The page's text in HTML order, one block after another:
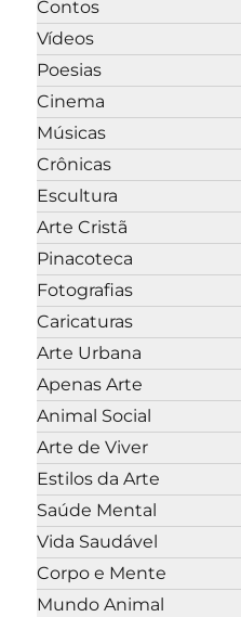
Contos
Vídeos
Poesias
Cinema
Músicas
Crônicas
Escultura
Arte Cristã
Pinacoteca
Fotografias
Caricaturas
Arte Urbana
Apenas Arte
Animal Social
Arte de Viver
Estilos da Arte
Saúde Mental
Vida Saudável
Corpo e Mente
Mundo Animal